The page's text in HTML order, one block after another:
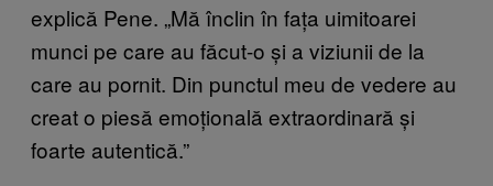
explică Pene. „Mă înclin în fața uimitoarei
munci pe care au făcut-o și a viziunii de la
care au pornit. Din punctul meu de vedere au
creat o piesă emoțională extraordinară și
foarte autentică.”